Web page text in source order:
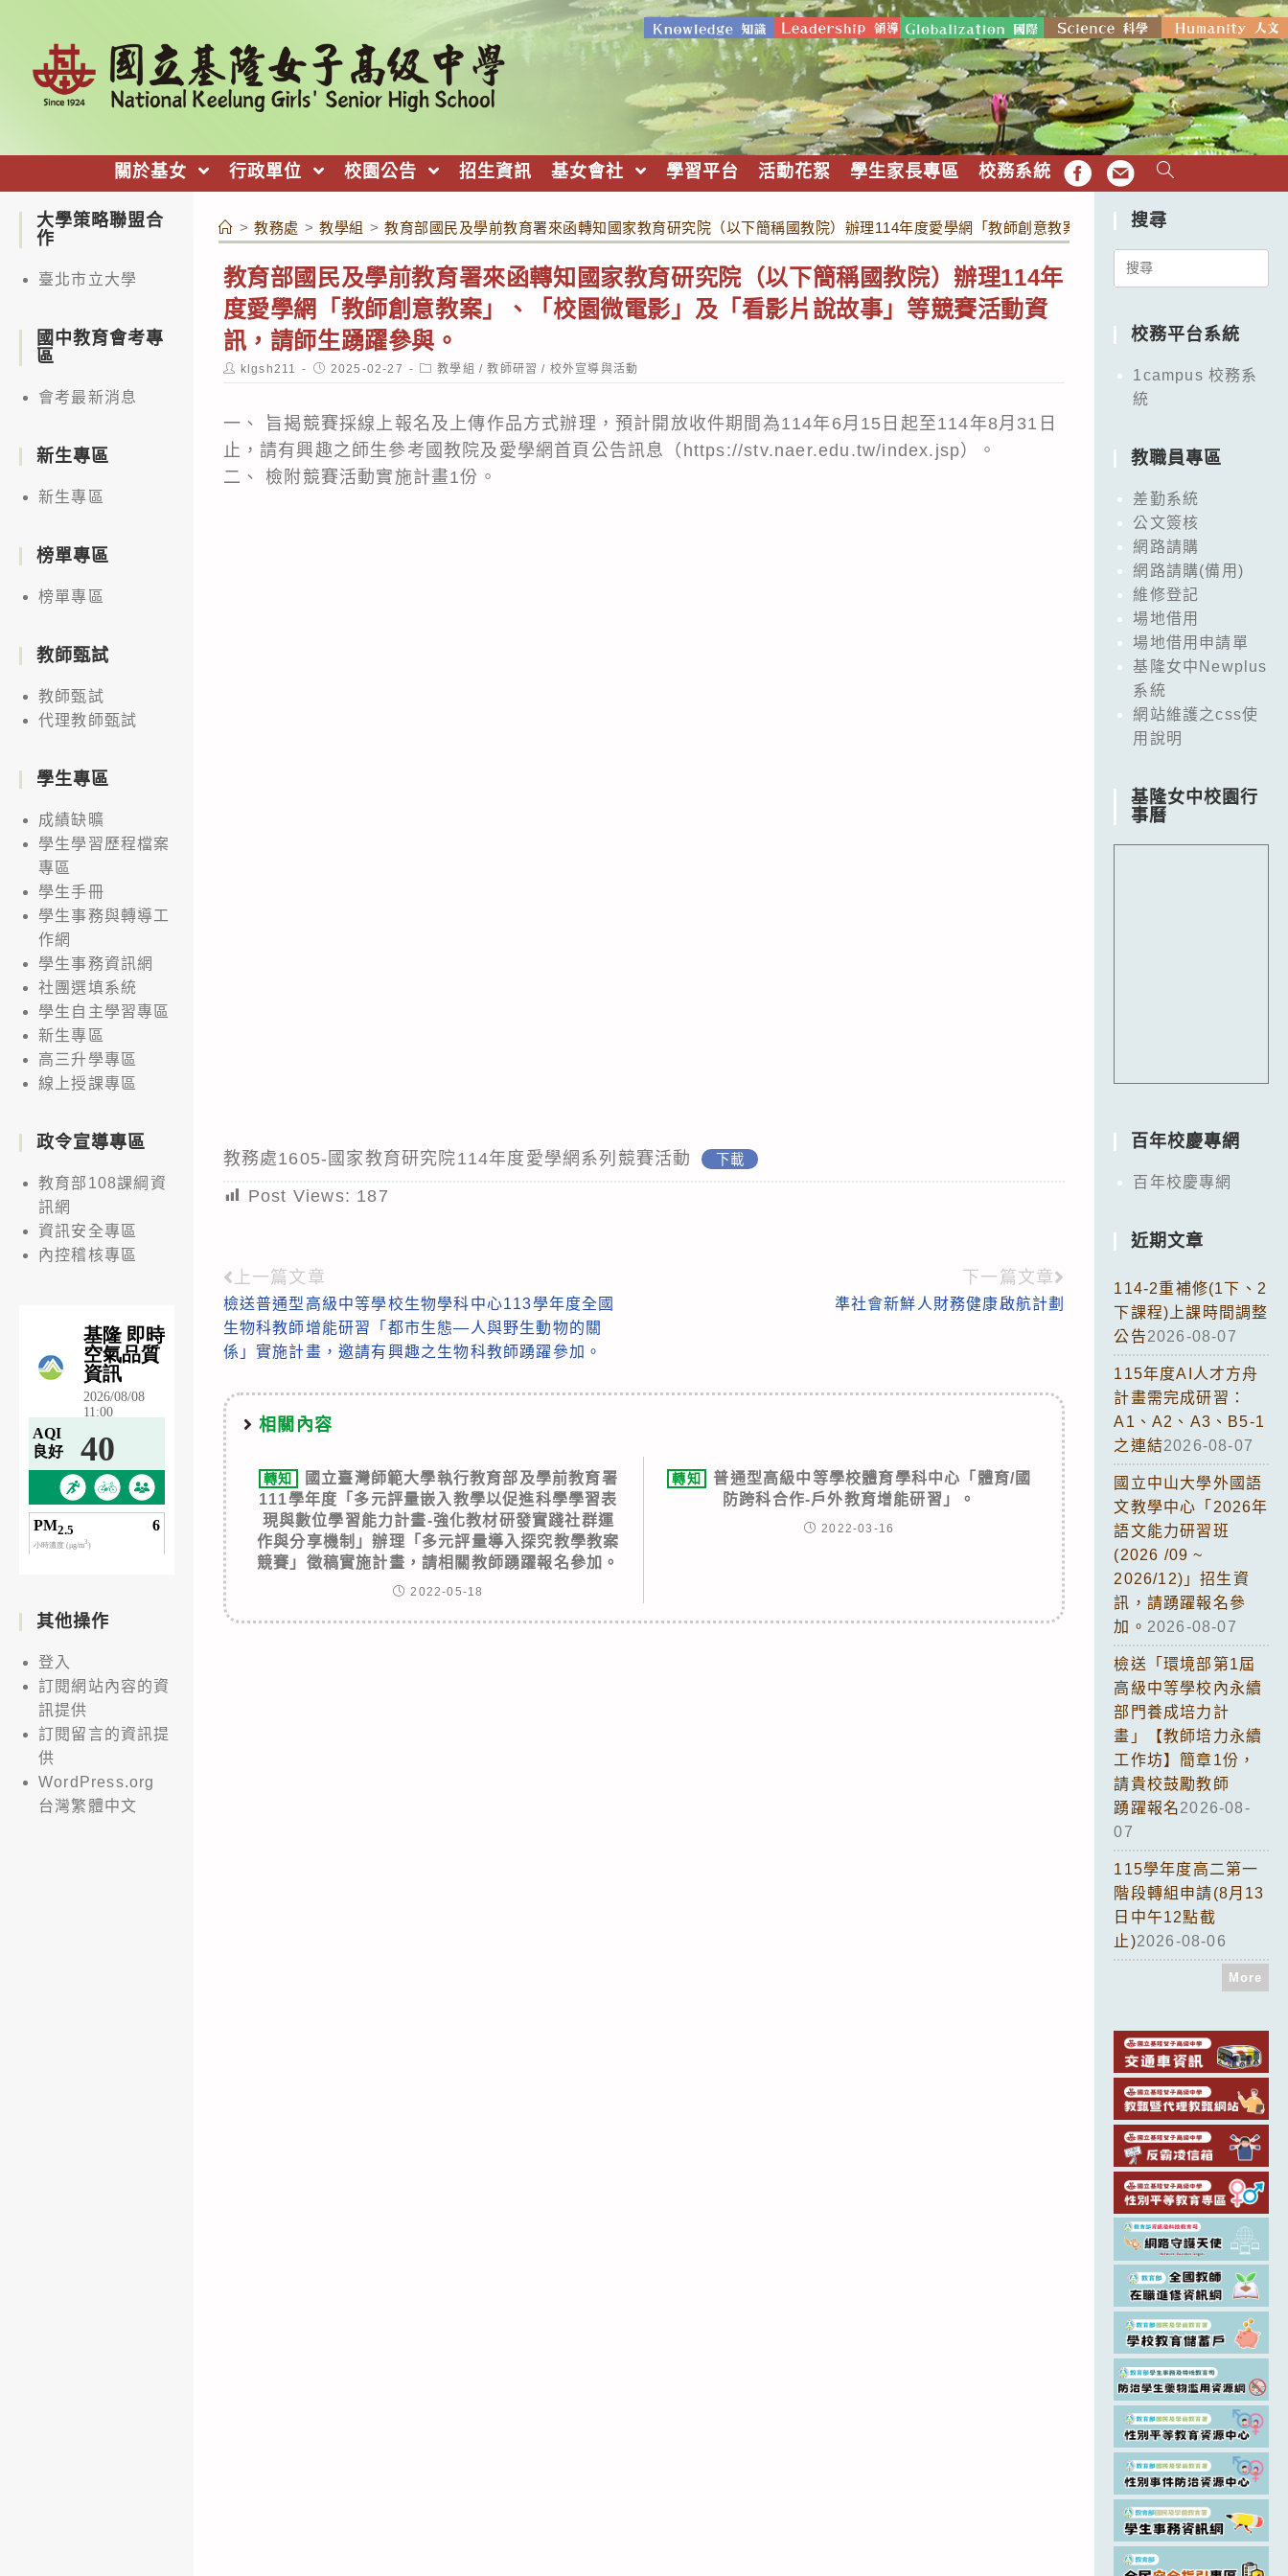
關於基女 行政單位 校園公告 招生資訊 基女會社 學習平台 活動花絮 學生家長專區 校務系統 FB EMAIL
> 教務處 > 教學組 > 教育部國民及學前教育署來函轉知國家教育研究院（以下簡稱國教院）辦理114年度愛學網「教師創意教案」、「校園微電影」及「看影
教育部國民及學前教育署來函轉知國家教育研究院（以下簡稱國教院）辦理114年
度愛學網「教師創意教案」、「校園微電影」及「看影片說故事」等競賽活動資
訊，請師生踴躍參與。
Post
author:
klgsh211
Post
published:
2025-02-27
Post
category:
教學組 / 教師研習 / 校外宣導與活動
一、 旨揭競賽採線上報名及上傳作品方式辦理，預計開放收件期間為114年6月15日起至114年8月31日
止，請有興趣之師生參考國教院及愛學網首頁公告訊息（https://stv.naer.edu.tw/index.jsp）。
二、 檢附競賽活動實施計畫1份。
教務處1605-國家教育研究院114年度愛學網系列競賽活動 下載
Post Views: 187
Read
more
articles
上一篇文章
檢送普通型高級中等學校生物學科中心113學年度全國
生物科教師增能研習「都市生態—人與野生動物的關
係」實施計畫，邀請有興趣之生物科教師踴躍參加。
下一篇文章
準社會新鮮人財務健康啟航計劃
相關內容
轉知
國立臺灣師範大學執行教育部及學前教育署
111學年度「多元評量嵌入教學以促進科學學習表
現與數位學習能力計畫-強化教材研發實踐社群運
作與分享機制」辦理「多元評量導入探究教學教案
競賽」徵稿實施計畫，請相關教師踴躍報名參加。
2022-05-18
轉知
普通型高級中等學校體育學科中心「體育/國
防跨科合作-戶外教育增能研習」。
2022-03-16
大學策略聯盟合
作
臺北市立大學
國中教育會考專
區
會考最新消息
新生專區
新生專區
榜單專區
榜單專區
教師甄試
教師甄試
代理教師甄試
學生專區
成績缺曠
學生學習歷程檔案
專區
學生手冊
學生事務與轉導工
作網
學生事務資訊網
社團選填系統
學生自主學習專區
新生專區
高三升學專區
線上授課專區
政令宣導專區
教育部108課綱資
訊網
資訊安全專區
內控稽核專區
其他操作
登入
訂閱網站內容的資
訊提供
訂閱留言的資訊提
供
WordPress.org
台灣繁體中文
搜尋
Search
校務平台系統
1campus 校務系
統
教職員專區
差勤系統
公文簽核
網路請購
網路請購(備用)
維修登記
場地借用
場地借用申請單
基隆女中Newplus
系統
網站維護之css使
用說明
基隆女中校園行
事曆
百年校慶專網
百年校慶專網
近期文章
114-2重補修(1下、2
下課程)上課時間調整
公告2026-08-07
115年度AI人才方舟
計畫需完成研習：
A1、A2、A3、B5-1
之連結2026-08-07
國立中山大學外國語
文教學中心「2026年
語文能力研習班
(2026 /09 ~
2026/12)」招生資
訊，請踴躍報名參
加。 2026-08-07
檢送「環境部第1屆
高級中等學校內永續
部門養成培力計
畫」【教師培力永續
工作坊】簡章1份，
請貴校鼓勵教師
踴躍報名2026-08-
07
115學年度高二第一
階段轉組申請(8月13
日中午12點截
止)2026-08-06
More